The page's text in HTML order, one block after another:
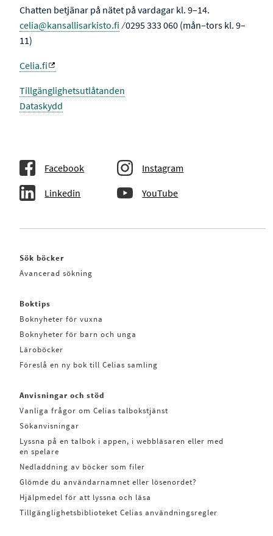
Chatten betjänar på nätet på vardagar kl. 9–14.
celia@kansallisarkisto.fi ⁄ 0295 333 060 (mån–tors kl. 9–
11)
Celia.fi
Tillgänglighetsutlåtanden
Dataskydd
Facebook Instagram
Linkedin YouTube
Sök böcker
Avancerad sökning
Boktips
Boknyheter för vuxna
Boknyheter för barn och unga
Läroböcker
Föreslå en ny bok till Celias samling
Anvisningar och stöd
Vanliga frågor om Celias talbokstjänst
Sökanvisningar
Lyssna på en talbok i appen, i webbläsaren eller med
en spelare
Nedladdning av böcker som filer
Glömde du användarnamnet eller lösenordet?
Hjälpmedel för att lyssna och läsa
Tillgänglighetsbiblioteket Celias användningsregler